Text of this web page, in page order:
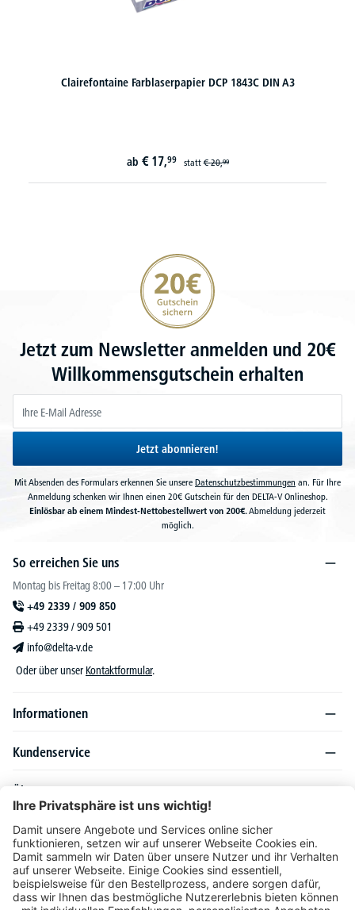
Clairefontaine Farblaserpapier DCP 1843C DIN A3
ab € 17,99 statt€ 20,99
20€ Gutschein sichern
Jetzt zum Newsletter anmelden und 20€
Willkommensgutschein erhalten
Jetzt abonnieren!
Mit Absenden des Formulars erkennen Sie unsere Datenschutzbestimmungen an. Für Ihre
Anmeldung schenken wir Ihnen einen 20€ Gutschein für den DELTA-V Onlineshop.
Einlösbar ab einem Mindest-Nettobestellwert von 200€.Abmeldung jederzeit
möglich.
So erreichen Sie uns
Montag bis Freitag 8:00 – 17:00 Uhr
+49 2339 / 909 850
+49 2339 / 909 501
info@delta-v.de
Oder über unser Kontaktformular.
Informationen
Kundenservice
Über DELTA-V
Produktsortiment
Ratgeber